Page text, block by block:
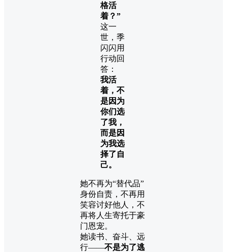
格活
着？”
这一
世，季
闪闪用
行动回
答：
我活
着，不
是因为
你们选
了我，
而是因
为我选
择了自
己。
她不再为“替代品”
身份自责，不再用
笑容讨好他人，不
再将人生寄托于豪
门恩宠。
她读书、奋斗、远
行——不是为了逃